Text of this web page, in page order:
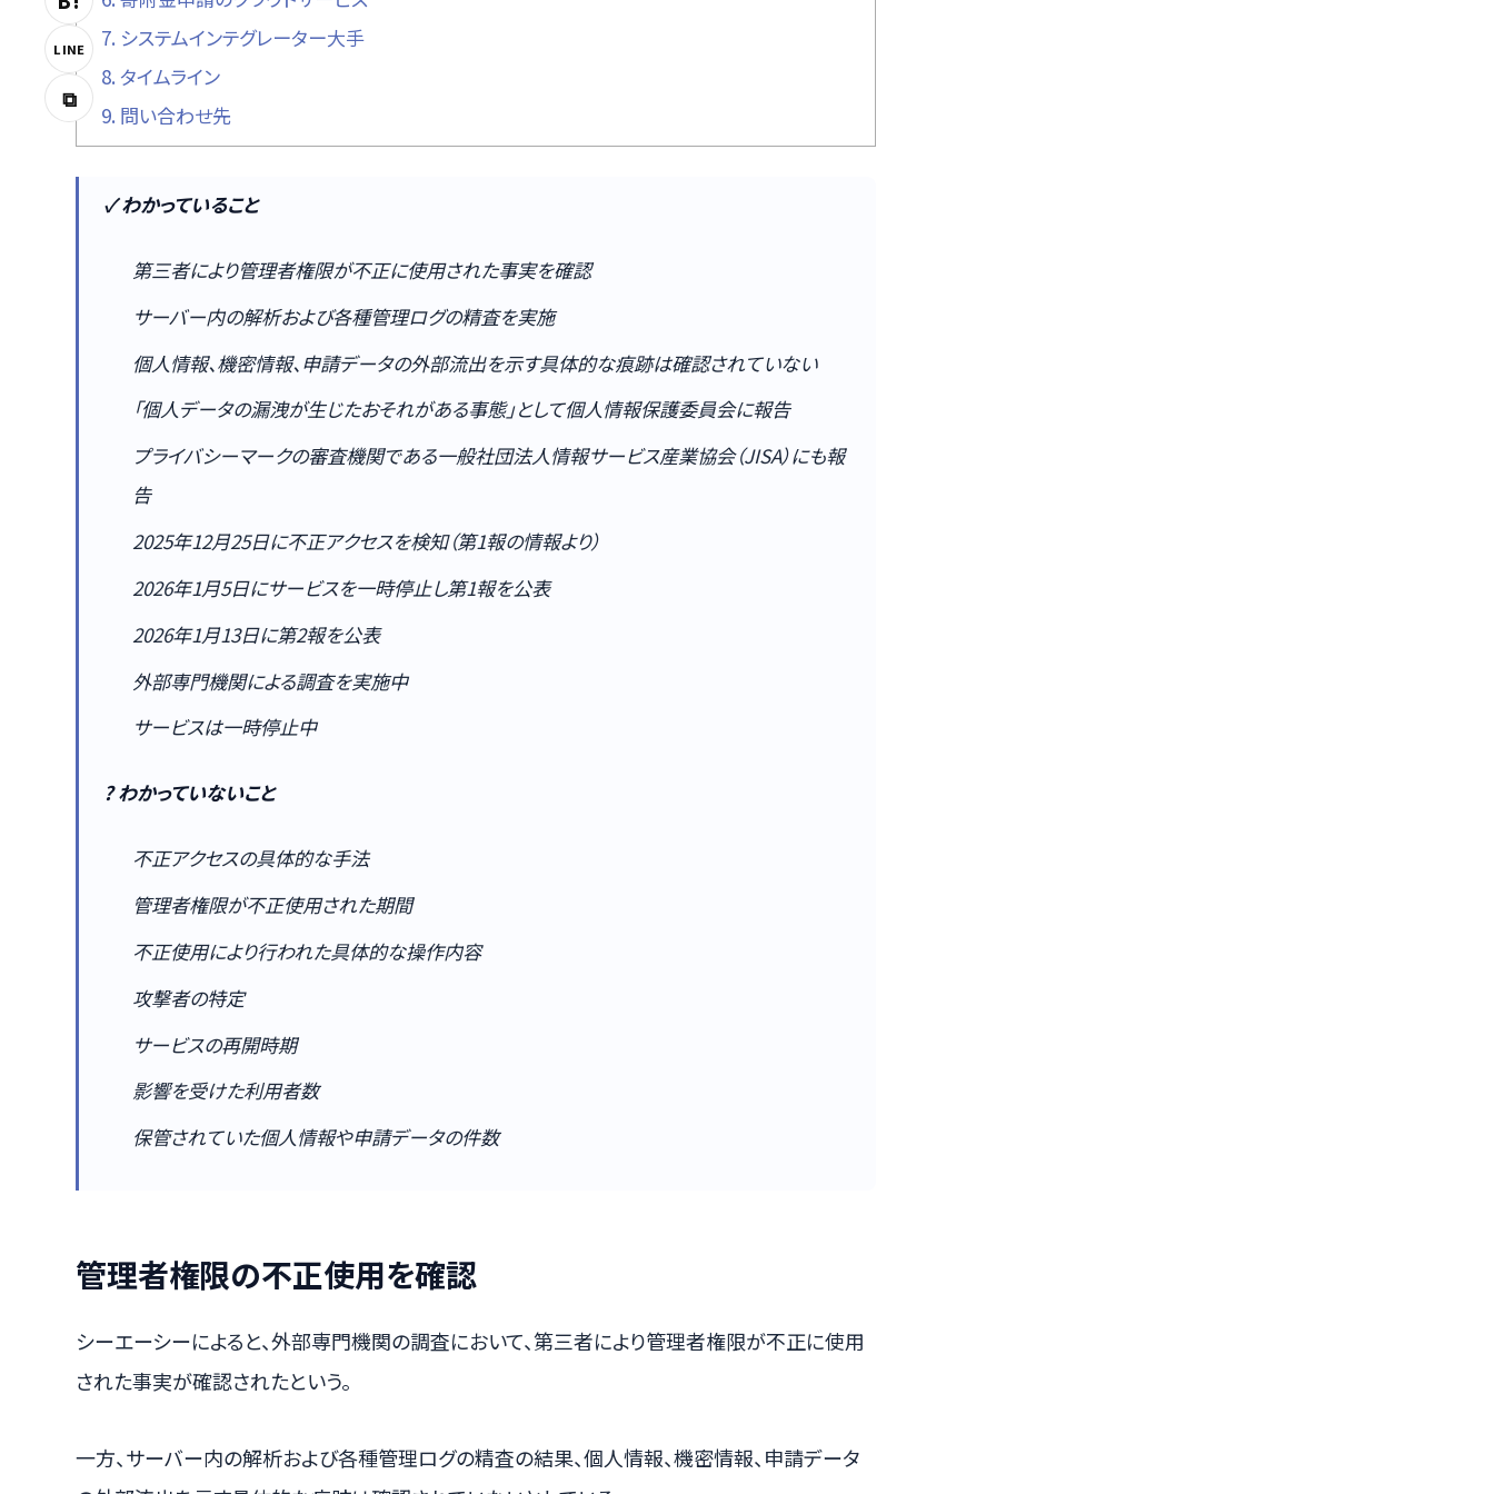
LINE
⧉
7. システムインテグレーター大手
8. タイムライン
9. 問い合わせ先
✓ わかっていること
第三者により管理者権限が不正に使用された事実を確認
サーバー内の解析および各種管理ログの精査を実施
個人情報、機密情報、申請データの外部流出を示す具体的な痕跡は確認されていない
「個人データの漏洩が生じたおそれがある事態」として個人情報保護委員会に報告
プライバシーマークの審査機関である一般社団法人情報サービス産業協会（JISA）にも報
告
2025年12月25日に不正アクセスを検知（第1報の情報より）
2026年1月5日にサービスを一時停止し第1報を公表
2026年1月13日に第2報を公表
外部専門機関による調査を実施中
サービスは一時停止中
? わかっていないこと
不正アクセスの具体的な手法
管理者権限が不正使用された期間
不正使用により行われた具体的な操作内容
攻撃者の特定
サービスの再開時期
影響を受けた利用者数
保管されていた個人情報や申請データの件数
管理者権限の不正使用を確認
シーエーシーによると、外部専門機関の調査において、第三者により管理者権限が不正に使用
された事実が確認されたという。
一方、サーバー内の解析および各種管理ログの精査の結果、個人情報、機密情報、申請データ